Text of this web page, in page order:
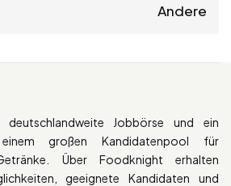
Andere
Jobbörse und ein
großen Kandidatenpool für
Über Foodknight erhalten
geeignete Kandidaten und